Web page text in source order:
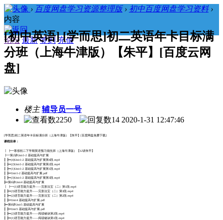
› 百度网盘学习资源整理版 › 初中百度网盘学习资料 ›
内容
论坛 最新 签到 充值
[初中英语] [学而思]初二英语年卡目标满
分班（上海牛津版）【朱平】[百度云网
盘]
楼主 辅导员一号
2250
14 2020-1-31 12:47:46
[学而思]初二英语年卡目标满分班（上海牛津版）【朱平】[百度网盘免费下载]
课程目录：
┃ ┣━寒假初二下学期英语预习领先班（上海牛津版）【12讲朱平】
┣━第2讲Unit1-2 基础提高与扩展
┃ ┣━(4)Unit1-2 基础提高与扩展第4段.mp4
┃ ┣━(2)Unit1-2 基础提高与扩展第2段.mp4
┃ ┣━(1)Unit1-2 基础提高与扩展第1段.mp4
┃ ┣━Unit1-2 基础提高与扩展.pdf
┃ ┣━(3)Unit1-2 基础提高与扩展第3段.mp4
┣━第6讲Unit4 基础提高与扩展
┃ ┣━(1)语言能力提升——完形法宝（二）第1段.mp4
┃ ┣━(3)语言能力提升——完形法宝（二）第3段.mp4
┃ ┣━(2)语言能力提升——完形法宝（二）第2段.mp4
┃ ┣━Unit4 基础提高与扩展.pdf
┣━第8讲Unit5 基础提高与扩展
┃ ┣━Unit5 基础提高与扩展.pdf
┃ ┣━(2)语言能力提升——阅读秘诀第2段.mp4
┃ ┣━(1)语言能力提升——阅读秘诀第1段.mp4